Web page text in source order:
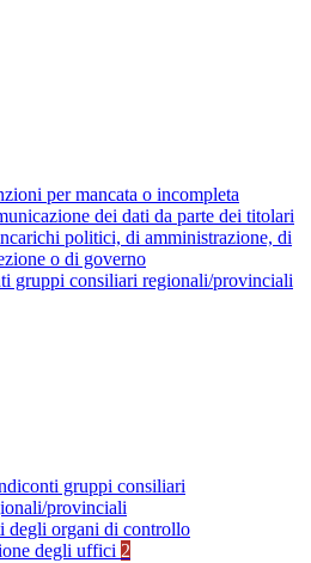
per mancata o incompleta
dei dati da parte dei titolari
politici, di amministrazione, di
o di governo
gruppi consiliari regionali/provinciali
gruppi consiliari
provinciali
degli organi di controllo
degli uffici 2